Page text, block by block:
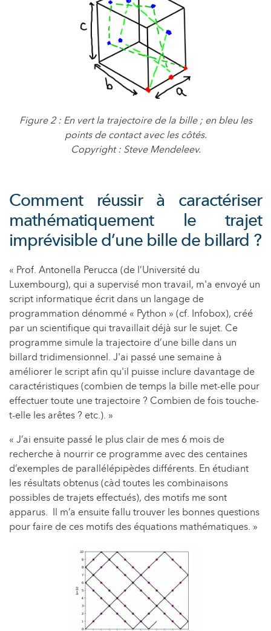
Figure 2 : En vert la trajectoire de la bille ; en bleu les
points de contact avec les côtés.
Copyright : Steve Mendeleev.
Comment réussir à caractériser
mathématiquement le trajet
imprévisible d’une bille de billard ?
« Prof. Antonella Perucca (de l’Université du
Luxembourg), qui a supervisé mon travail, m'a envoyé un
script informatique écrit dans un langage de
programmation dénommé « Python » (cf. Infobox), créé
par un scientifique qui travaillait déjà sur le sujet. Ce
programme simule la trajectoire d’une bille dans un
billard tridimensionnel. J'ai passé une semaine à
améliorer le script afin qu'il puisse inclure davantage de
caractéristiques (combien de temps la bille met-elle pour
effectuer toute une trajectoire ? Combien de fois touche-
t-elle les arêtes ? etc.). »
« J’ai ensuite passé le plus clair de mes 6 mois de
recherche à nourrir ce programme avec des centaines
d’exemples de parallélépipèdes différents. En étudiant
les résultats obtenus (càd toutes les combinaisons
possibles de trajets effectués), des motifs me sont
apparus. Il m’a ensuite fallu trouver les bonnes questions
pour faire de ces motifs des équations mathématiques. »